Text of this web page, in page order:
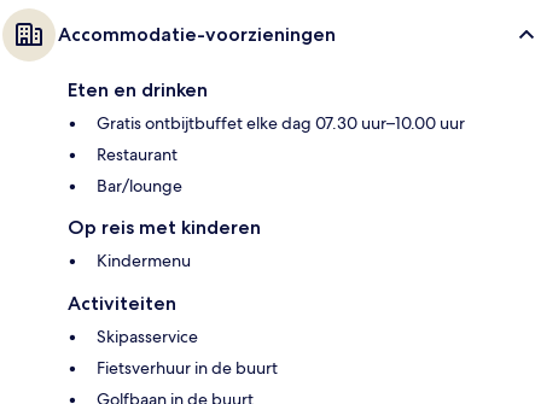
Accommodatie-voorzieningen
Eten en drinken
Gratis ontbijtbuffet elke dag 07.30 uur–10.00 uur
Restaurant
Bar/lounge
Op reis met kinderen
Kindermenu
Activiteiten
Skipasservice
Fietsverhuur in de buurt
Golfbaan in de buurt